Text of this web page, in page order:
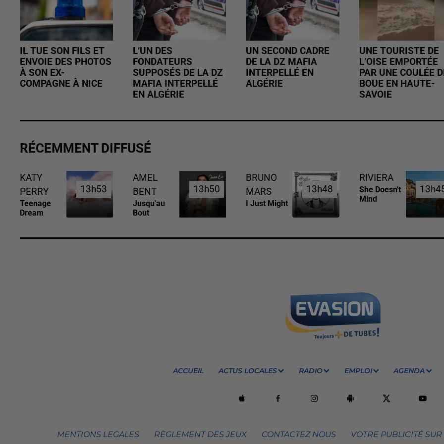
IL TUE SON FILS ET
ENVOIE DES PHOTOS
À SON EX-
COMPAGNE À NICE
L’UN DES
FONDATEURS
SUPPOSÉS DE LA DZ
MAFIA INTERPELLÉ
EN ALGÉRIE
UN SECOND CADRE
DE LA DZ MAFIA
INTERPELLÉ EN
ALGÉRIE
UNE TOURISTE DE
L’OISE EMPORTÉE
PAR UNE COULÉE
BOUE EN HAUTE-
SAVOIE
RÉCEMMENT DIFFUSÉ
KATY
PERRY
Teenage
Dream
13h53
13h53
AMEL
BENT
Jusqu'au
Bout
13h50
13h50
BRUNO
MARS
I Just Might
13h48
13h48
RIVIERA
She Doesn't
Mind
ACCUEIL ACTUS LOCALES RADIO EMPLOI AGENDA
MENTIONS LEGALES RÈGLEMENT DES JEUX CONTACTEZ NOUS VOTRE PUBLICITÉ